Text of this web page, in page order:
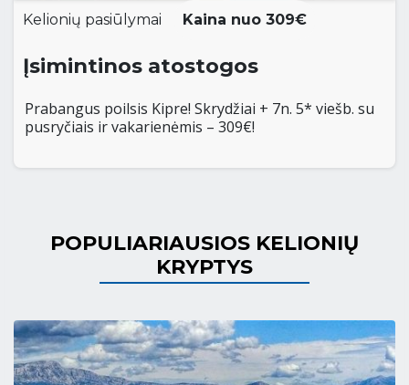
Kaina nuo 309€
Kelionių pasiūlymai
Įsimintinos atostogos
Prabangus poilsis Kipre! Skrydžiai + 7n. 5* viešb. su
pusryčiais ir vakarienėmis – 309€!
POPULIARIAUSIOS KELIONIŲ
KRYPTYS